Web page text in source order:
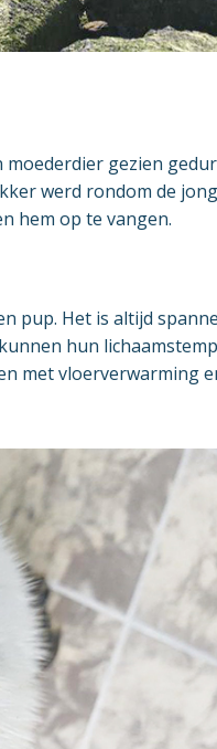
gezien
werd rondom de
hem op te vangen.
pup. Het is altijd
hun
met vloerverwarming